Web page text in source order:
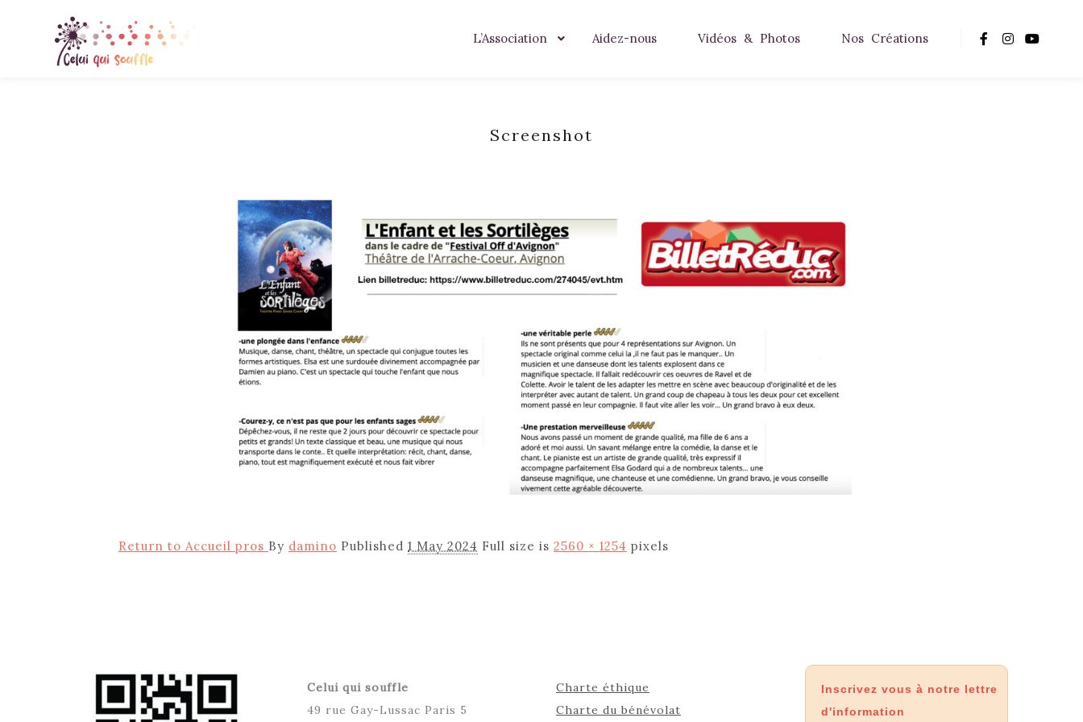
L’Association Aidez-nous Vidéos & Photos Nos Créations
Screenshot
Return to Accueil pros By damino Published 1 May 2024 Full size is 2560 × 1254 pixels
Celui qui souffle
49 rue Gay-Lussac Paris 5
Charte éthique
Charte du bénévolat
Inscrivez vous à notre lettre
d'information